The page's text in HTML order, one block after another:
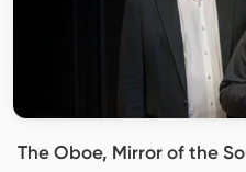
The Oboe, Mirror of the